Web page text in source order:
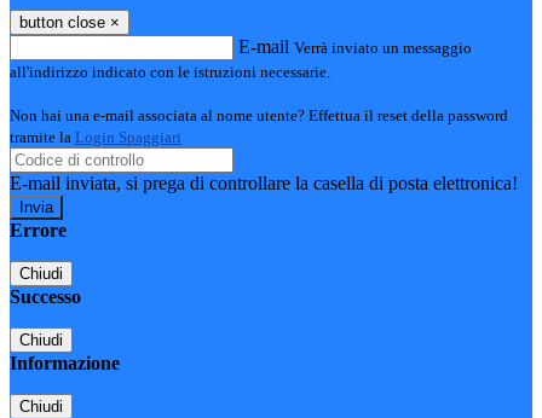
button close ×
E-mail Verrà inviato un messaggio
all'indirizzo indicato con le istruzioni necessarie.
Non hai una e-mail associata al nome utente? Effettua il reset della password
tramite la Login Spaggiari
E-mail inviata, si prega di controllare la casella di posta elettronica!
Errore
Chiudi
Successo
Chiudi
Informazione
Chiudi